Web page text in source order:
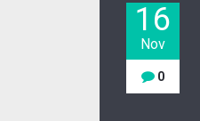
16
Nov
0